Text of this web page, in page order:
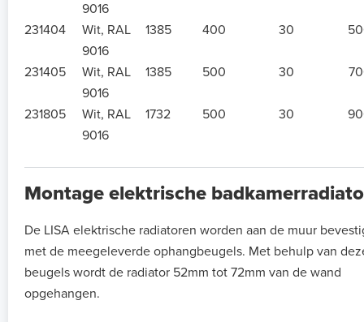
9016
231404
Wit, RAL
9016
1385 400 30
231405
Wit, RAL
9016
1385 500 30
231805
Wit, RAL
9016
1732 500 30
Montage elektrische
De LISA elektrische radiatoren worden aan de muur
met de meegeleverde ophangbeugels. Met behulp van
beugels wordt de radiator 52mm tot 72mm van de wand
opgehangen.